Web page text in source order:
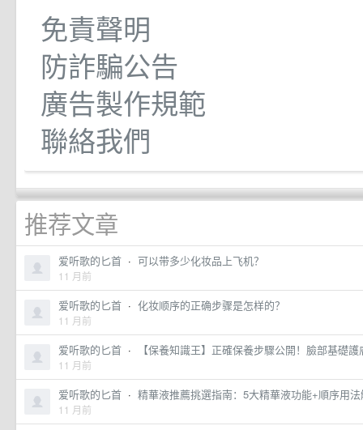
免責聲明
防詐騙公告
廣告製作規範
聯絡我們
推荐文章
爱听歌的匕首 · 可以带多少化妆品上飞机？
11 月前
爱听歌的匕首 · 化妆顺序的正确步骤是怎样的？
11 月前
爱听歌的匕首 · 【保養知識王】正確保養步驟公開！臉部基礎
11 月前
爱听歌的匕首 · 精華液推薦挑選指南：5大精華液功能+順序用
11 月前